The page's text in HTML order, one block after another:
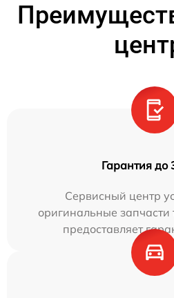
Гарантия до
Сервисный центр
оригинальные запчасти
предоставляет